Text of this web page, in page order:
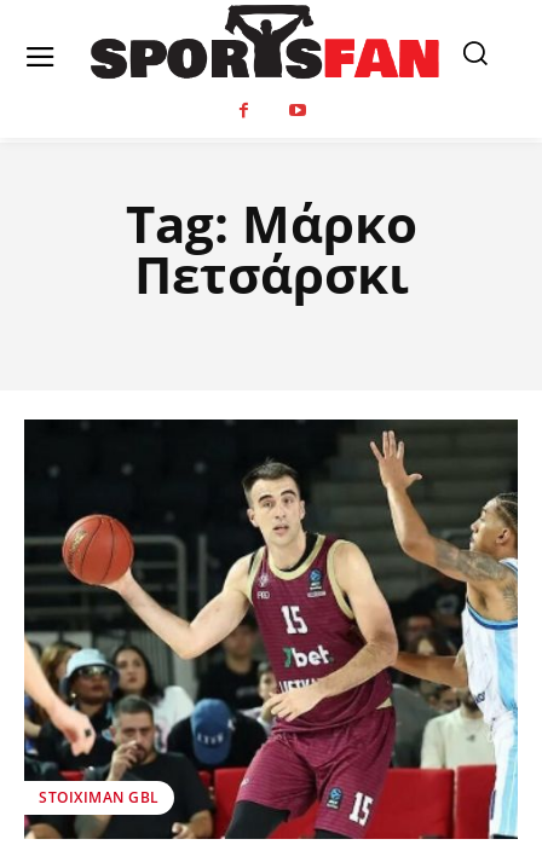
Tag: Μάρκο
Πετσάρσκι
STOIXIMAN GBL